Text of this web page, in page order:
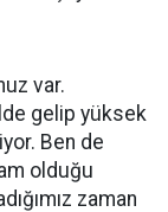
var.
gelip yüksek
Ben de
olduğu
zaman